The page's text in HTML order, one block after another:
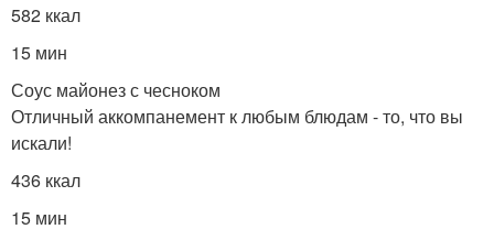
582 ккал
15 мин
Соус майонез с чесноком
Отличный аккомпанемент к любым блюдам - то, что вы
искали!
436 ккал
15 мин